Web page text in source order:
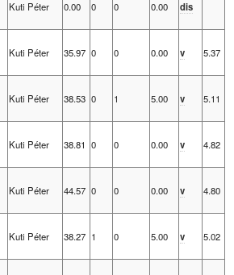
Kuti Péter 0.00 0 0 0.00 dis
Kuti Péter 35.97 0 0 0.00 v 5.37
Kuti Péter 38.53 0 1 5.00 v 5.11
Kuti Péter 38.81 0 0 0.00 v 4.82
Kuti Péter 44.57 0 0 0.00 v 4.80
Kuti Péter 38.27 1 0 5.00 v 5.02